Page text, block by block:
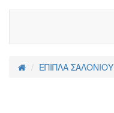
ΕΠΙΠΛΑ ΣΑΛΟΝΙΟΥ